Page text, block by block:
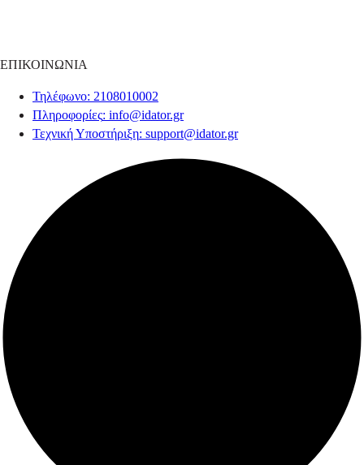
ΕΠΙΚΟΙΝΩΝΙΑ
Τηλέφωνο: 2108010002
Πληροφορίες: info@idator.gr
Τεχνική Υποστήριξη: support@idator.gr